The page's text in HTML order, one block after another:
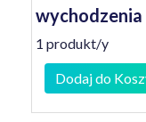
1 produkt/y
Dodaj do